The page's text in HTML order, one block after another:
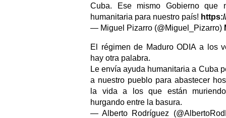
Cuba. Ese mismo Gobierno que
humanitaria para nuestro país!
— Miguel Pizarro (@Miguel_Pizarro)
El régimen de Maduro ODIA a los
hay otra palabra.
Le envía ayuda humanitaria a Cuba
a nuestro pueblo para abastecer
la vida a los que están
hurgando entre la basura.
— Alberto Rodríguez